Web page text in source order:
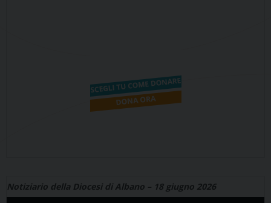
Notiziario della Diocesi di Albano – 18 giugno 2026